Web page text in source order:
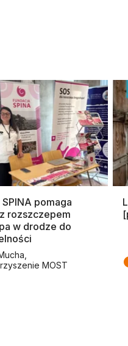
SPINA pomaga
rozszczepem
w drodze do
MOST